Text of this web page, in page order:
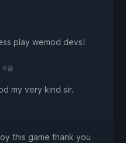
play wemod devs!
6월
my very kind sir.
this game thank you